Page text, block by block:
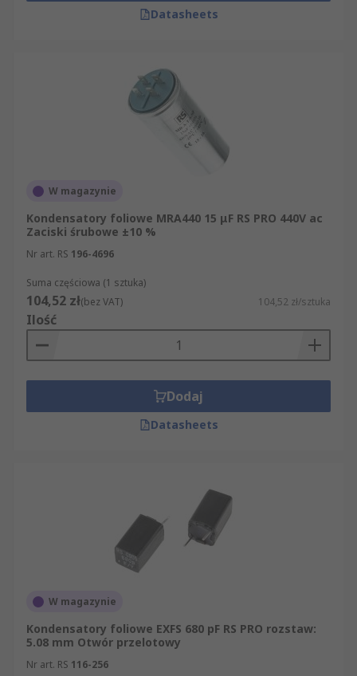
Datasheets
W magazynie
Kondensatory foliowe MRA440 15 μF RS PRO 440V ac
Zaciski śrubowe ±10 %
Nr art. RS 196-4696
Suma częściowa (1 sztuka)
104,52 zł(bez VAT) 104,52 zł/sztuka
Ilość
Dodaj
Datasheets
W magazynie
Kondensatory foliowe EXFS 680 pF RS PRO rozstaw:
5.08 mm Otwór przelotowy
Nr art. RS 116-256